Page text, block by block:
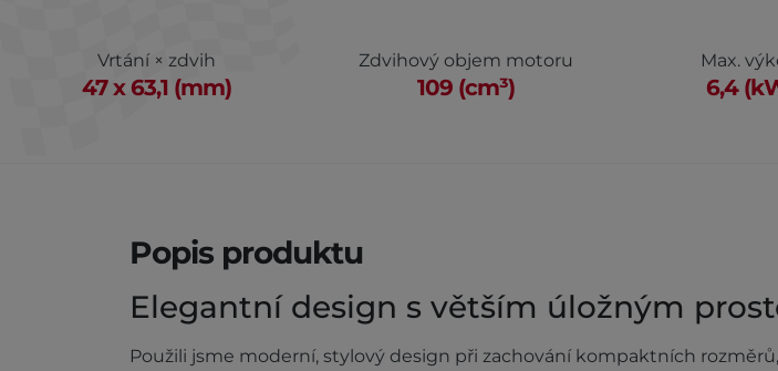
Vrtání × zdvih
47 x 63,1 (mm)
Zdvihový objem motoru
109 (cm³)
Max.
6,4
Popis produktu
Elegantní design s větším úložným
Použili jsme moderní, stylový design při zachování kompaktních